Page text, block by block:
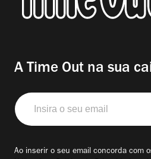
A Time Out na sua
Insira
o
seu
Ao inserir o seu email concorda com